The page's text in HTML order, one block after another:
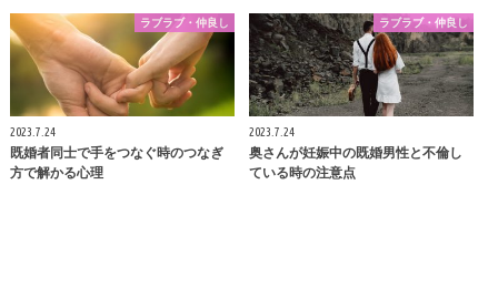
ラブラブ・仲良し
2023.7.24
既婚者同士で手をつなぐ時のつなぎ
方で解かる心理
ラブラブ・仲良し
2023.7.24
奥さんが妊娠中の既婚男性と不倫し
ている時の注意点